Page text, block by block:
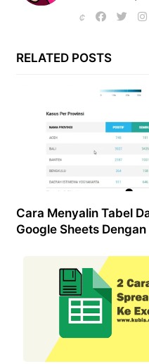
RELATED POSTS
Cara Menyalin Tabel
Google Sheets